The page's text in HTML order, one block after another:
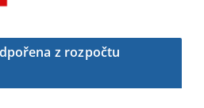
z rozpočtu